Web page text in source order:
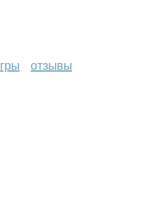
отзывы